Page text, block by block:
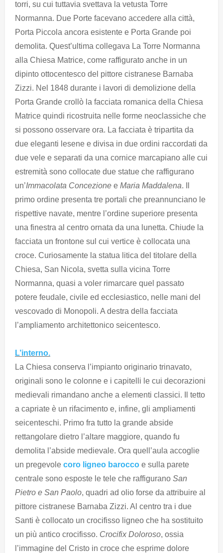
torri, su cui tuttavia svettava la vetusta Torre
Normanna. Due Porte facevano accedere alla città,
Porta Piccola ancora esistente e Porta Grande poi
demolita. Quest’ultima collegava La Torre Normanna
alla Chiesa Matrice, come raffigurato anche in un
dipinto ottocentesco del pittore cistranese Barnaba
Zizzi. Nel 1848 durante i lavori di demolizione della
Porta Grande crollò la facciata romanica della Chiesa
Matrice quindi ricostruita nelle forme neoclassiche che
si possono osservare ora. La facciata è tripartita da
due eleganti lesene e divisa in due ordini raccordati da
due vele e separati da una cornice marcapiano alle cui
estremità sono collocate due statue che raffigurano
un’Immacolata Concezione e Maria Maddalena. Il
primo ordine presenta tre portali che preannunciano le
rispettive navate, mentre l’ordine superiore presenta
una finestra al centro ornata da una lunetta. Chiude la
facciata un frontone sul cui vertice è collocata una
croce. Curiosamente la statua litica del titolare della
Chiesa, San Nicola, svetta sulla vicina Torre
Normanna, quasi a voler rimarcare quel passato
potere feudale, civile ed ecclesiastico, nelle mani del
vescovado di Monopoli. A destra della facciata
l’ampliamento architettonico seicentesco.
L’interno.
La Chiesa conserva l’impianto originario trinavato,
originali sono le colonne e i capitelli le cui decorazioni
medievali rimandano anche a elementi classici. Il tetto
a capriate è un rifacimento e, infine, gli ampliamenti
seicenteschi. Primo fra tutto la grande abside
rettangolare dietro l’altare maggiore, quando fu
demolita l’abside medievale. Ora quell’aula accoglie
un pregevole coro ligneo barocco e sulla parete
centrale sono esposte le tele che raffigurano San
Pietro e San Paolo, quadri ad olio forse da attribuire al
pittore cistranese Barnaba Zizzi. Al centro tra i due
Santi è collocato un crocifisso ligneo che ha sostituito
un più antico crocifisso. Crocifix Doloroso, ossia
l’immagine del Cristo in croce che esprime dolore